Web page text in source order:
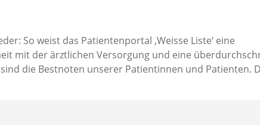
So weist das Patientenportal ‚Weisse Liste‘ eine
mit der ärztlichen Versorgung und eine
die Bestnoten unserer Patientinnen und Patienten.